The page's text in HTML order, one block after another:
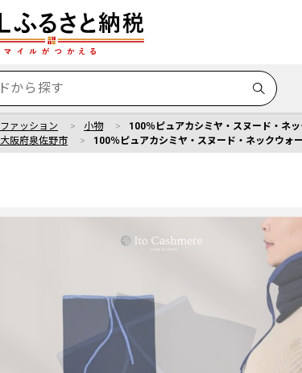
ファッション 小物
100％ピュアカシミヤ・スヌード・ネ
大阪府泉佐野市 100％ピュアカシミヤ・スヌード・ネックウォ